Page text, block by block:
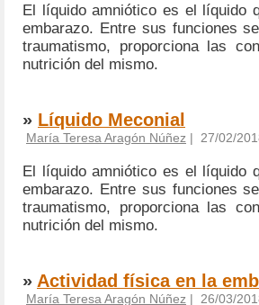
El líquido amniótico es el líquido
embarazo. Entre sus funciones
traumatismo, proporciona las
nutrición del mismo.
» Líquido Meconial
María Teresa Aragón Núñez | 27/02/
El líquido amniótico es el líquido
embarazo. Entre sus funciones
traumatismo, proporciona las
nutrición del mismo.
» Actividad física en la
María Teresa Aragón Núñez | 26/03/